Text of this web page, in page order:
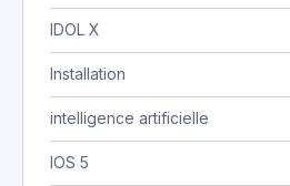
IDOL X
Installation
intelligence artificielle
IOS 5